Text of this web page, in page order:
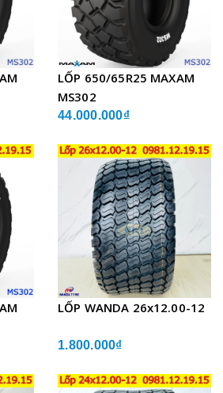
LỐP 650/65R25 MAXAM
MS302
44.000.000₫
LỐP WANDA 26x12.00-12
1.800.000₫